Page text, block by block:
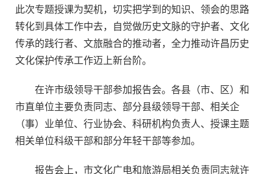
此次专题授课为契机，切实把学到的知识、领会的思路
转化到具体工作中去，自觉做历史文脉的守护者、文化
传承的践行者、文旅融合的推动者，全力推动许昌历史
文化保护传承工作迈上新台阶。
在许市级领导干部参加报告会。各县（市、区）和
市直单位主要负责同志、部分县级领导干部、相关企
（事）业单位、行业协会、科研机构负责人、授课主题
相关单位科级干部和部分年轻干部等参加。
报告会上，市文化广电和旅游局相关负责同志就许